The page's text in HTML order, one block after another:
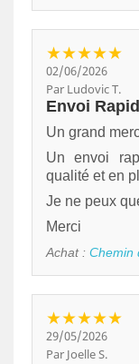
★★★★★
02/06/2026
Par Ludovic T.
Envoi
Un grand
Un envoi
qualité et en
Je ne peux
Merci
Achat : Chemin
★★★★★
29/05/2026
Par Joelle S.